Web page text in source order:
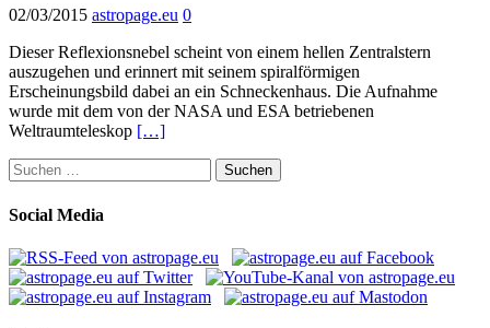
02/03/2015 astropage.eu 0
Dieser Reflexionsnebel scheint von einem hellen Zentralstern
auszugehen und erinnert mit seinem spiralförmigen
Erscheinungsbild dabei an ein Schneckenhaus. Die Aufnahme
wurde mit dem von der NASA und ESA betriebenen
Weltraumteleskop […]
Suchen
nach:
Social Media